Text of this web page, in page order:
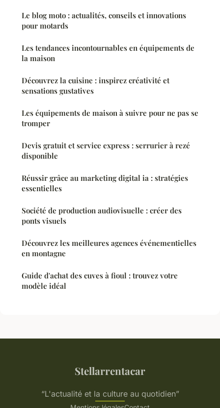
Le blog moto : actualités, conseils et innovations
pour motards
Les tendances incontournables en équipements de
la maison
Découvrez la cuisine : inspirez créativité et
sensations gustatives
Les équipements de maison à suivre pour ne pas se
tromper
Devis gratuit et service express : serrurier à rezé
disponible
Réussir grâce au marketing digital ia : stratégies
essentielles
Société de production audiovisuelle : créer des
ponts visuels
Découvrez les meilleures agences événementielles
en montagne
Guide d'achat des cuves à fioul : trouvez votre
modèle idéal
Stellarrentacar
“L'actualité et la culture au quotidien”